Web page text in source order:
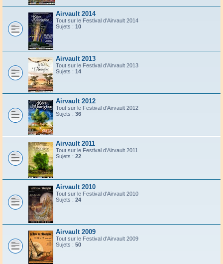
Airvault 2014
Tout sur le Festival d'Airvault 2014
Sujets : 10
Airvault 2013
Tout sur le Festival d'Airvault 2013
Sujets : 14
Airvault 2012
Tout sur le Festival d'Airvault 2012
Sujets : 36
Airvault 2011
Tout sur le Festival d'Airvault 2011
Sujets : 22
Airvault 2010
Tout sur le Festival d'Airvault 2010
Sujets : 24
Airvault 2009
Tout sur le Festival d'Airvault 2009
Sujets : 50